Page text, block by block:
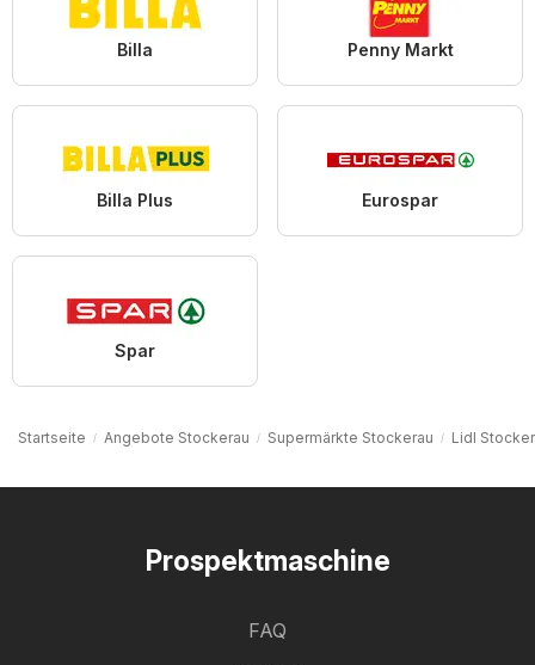
Billa Penny Markt
Billa Plus Eurospar
Spar
Startseite Angebote Stockerau Supermärkte Stockerau Lidl
Prospektmaschine
FAQ